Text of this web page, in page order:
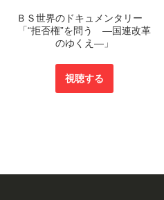
ＢＳ世界のドキュメンタリー
「“拒否権”を問う ―国連改革
のゆくえ―」
視聴する